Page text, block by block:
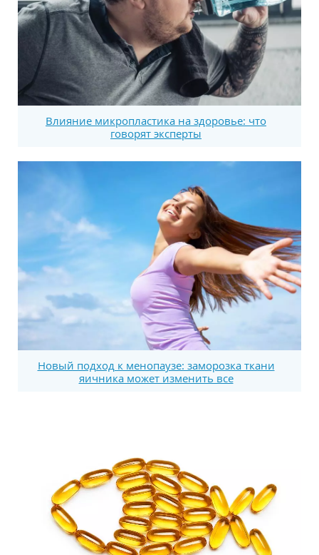
Влияние микропластика на здоровье: что
говорят эксперты
Новый подход к менопаузе: заморозка ткани
яичника может изменить все